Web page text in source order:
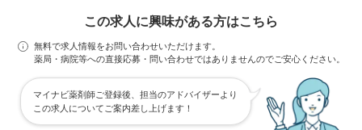
この求人に興味がある方はこちら
無料で求人情報をお問い合わせいただけます。
薬局・病院等への直接応募・問い合わせではありませんのでご安心ください。
マイナビ薬剤師ご登録後、担当のアドバイザーより
この求人についてご案内差し上げます！